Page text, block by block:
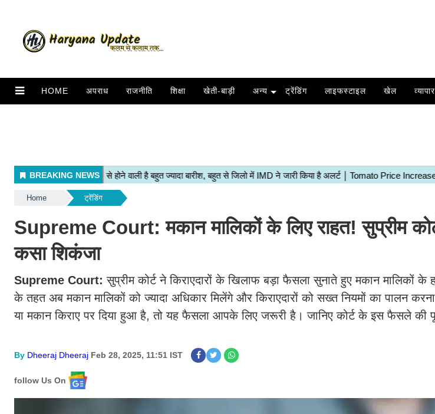
HOME अपराध राजनीति शिक्षा खेती-बाड़ी अन्य ट्रेंडिंग लाइफस्टाइल खेल व्यापार
Home ट्रेंडिंग
Supreme Court: मकान मालिकों के लिए राहत! सुप्रीम कोर्ट
कसा शिकंजा
Supreme Court:सुप्रीम कोर्ट ने किराएदारों के खिलाफ बड़ा फैसला सुनाते हुए मकान
के तहत अब मकान मालिकों को ज्यादा अधिकार मिलेंगे और किराएदारों को सख्त नियमों का पालन
या मकान किराए पर दिया हुआ है, तो यह फैसला आपके लिए जरूरी है। जानिए कोर्ट के इस फैसले की
By Dheeraj Dheeraj Feb 28, 2025, 11:51 IST
follow Us On